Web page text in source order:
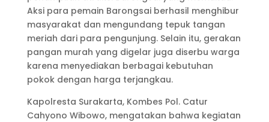
Aksi para pemain Barongsai berhasil menghibur
masyarakat dan mengundang tepuk tangan
meriah dari para pengunjung. Selain itu, gerakan
pangan murah yang digelar juga diserbu warga
karena menyediakan berbagai kebutuhan
pokok dengan harga terjangkau.
Kapolresta Surakarta, Kombes Pol. Catur
Cahyono Wibowo, mengatakan bahwa kegiatan